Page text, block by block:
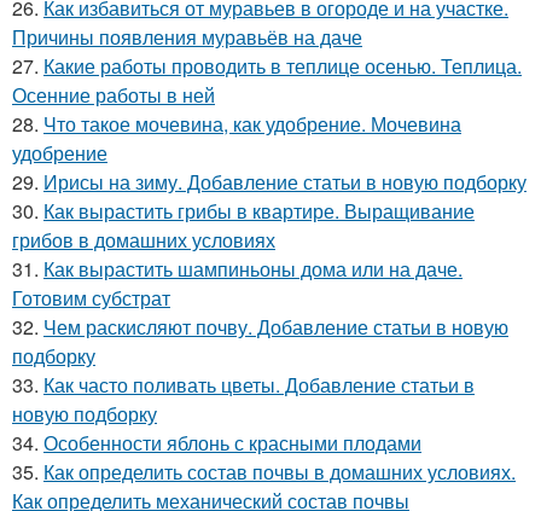
26. Как избавиться от муравьев в огороде и на участке.
Причины появления муравьёв на даче
27. Какие работы проводить в теплице осенью. Теплица.
Осенние работы в ней
28. Что такое мочевина, как удобрение. Мочевина
удобрение
29. Ирисы на зиму. Добавление статьи в новую подборку
30. Как вырастить грибы в квартире. Выращивание
грибов в домашних условиях
31. Как вырастить шампиньоны дома или на даче.
Готовим субстрат
32. Чем раскисляют почву. Добавление статьи в новую
подборку
33. Как часто поливать цветы. Добавление статьи в
новую подборку
34. Особенности яблонь с красными плодами
35. Как определить состав почвы в домашних условиях.
Как определить механический состав почвы